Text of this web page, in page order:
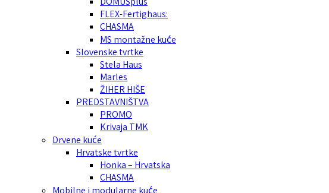
FLEX-Fertighaus:
CHASMA
MS montažne kuće
Slovenske tvrtke
Stela Haus
Marles
ŽIHER HIŠE
PREDSTAVNIŠTVA
PROMO
Krivaja TMK
Drvene kuće
Hrvatske tvrtke
Honka – Hrvatska
CHASMA
Mobilne i modularne kuće